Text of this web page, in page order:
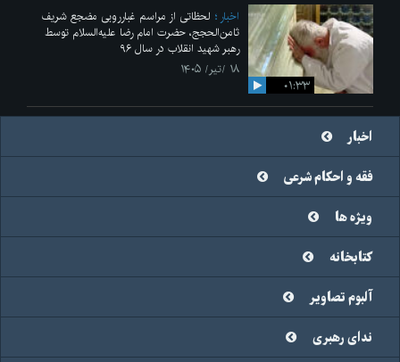
۰۱:۳۳
اخبار
لحظاتی از مراسم غبارروبی مضجع شریف
ثامن‌الحجج، حضرت امام رضا علیه‌السلام توسط
رهبر شهید انقلاب در سال ۹۶
۱۸ /تیر/ ۱۴۰۵
اخبار
فقه و احکام شرعی
ویژه ها
کتابخانه
آلبوم تصاویر
ندای رهبری